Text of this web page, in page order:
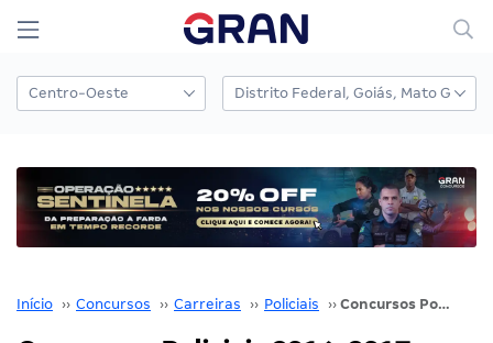
Início ›› Concursos ›› Carreiras ›› Policiais ›› Concursos Policiais 2016-2017: milhares de vagas previstas! Inicial de até R$ 13,3 mil!